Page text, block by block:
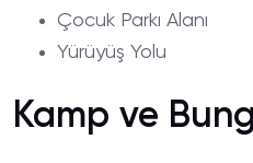
Çocuk Parkı Alanı
Yürüyüş Yolu
Kamp ve